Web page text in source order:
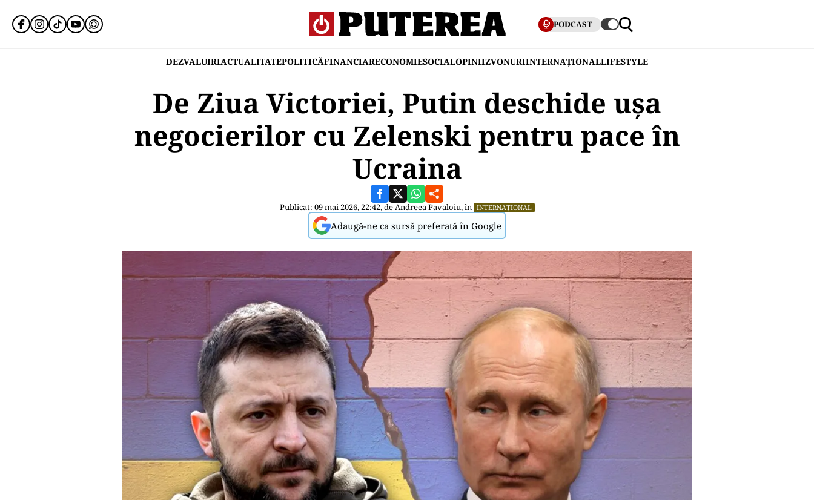
PODCAST
DEZVALUIRIACTUALITATEPOLITICĂFINANCIARECONOMIESOCIALOPINIIZVONURIINTERNAȚIONALLIFESTYLE
De Ziua Victoriei, Putin deschide ușa
negocierilor cu Zelenski pentru pace în
Ucraina
Publicat: 09 mai 2026, 22:42, deAndreea Pavaloiu, în INTERNAȚIONAL
Adaugă-ne ca sursă preferată în Google